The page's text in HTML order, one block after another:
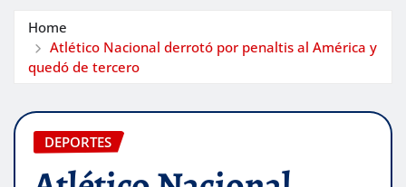
Home
Atlético Nacional derrotó por penaltis al América y
quedó de tercero
DEPORTES